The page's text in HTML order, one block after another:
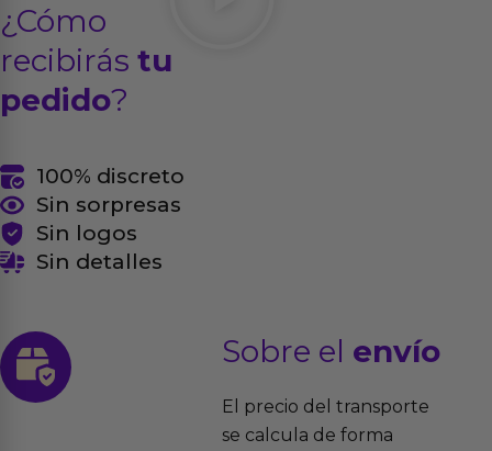
¿Cómo
recibirás tu
pedido?
100% discreto
Sin sorpresas
Sin logos
Sin detalles
Sobre el envío
El precio del transporte
se calcula de forma